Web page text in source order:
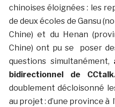
chinoises éloignées : les
de deux écoles de Gansu
Chine) et du Henan
Chine) ont pu se poser
questions simultanément,
bidirectionnel de
doublement décloisonné
au projet : d’une province à